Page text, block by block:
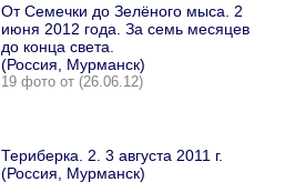
От Семечки до Зелёного мыса. 2
июня 2012 года. За семь месяцев
до конца света.
(Россия, Мурманск)
19 фото от (26.06.12)
Териберка. 2. 3 августа 2011 г.
(Россия, Мурманск)